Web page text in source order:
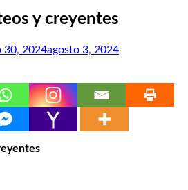
y creyentes
30, 2024agosto 3, 2024